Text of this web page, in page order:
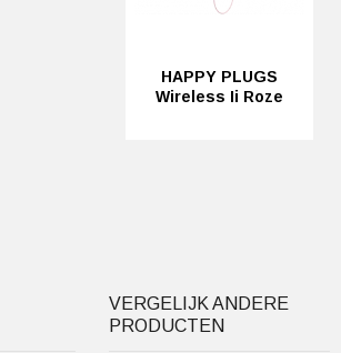
HAPPY PLUGS
Wireless Ii Roze
VERGELIJK ANDERE
PRODUCTEN